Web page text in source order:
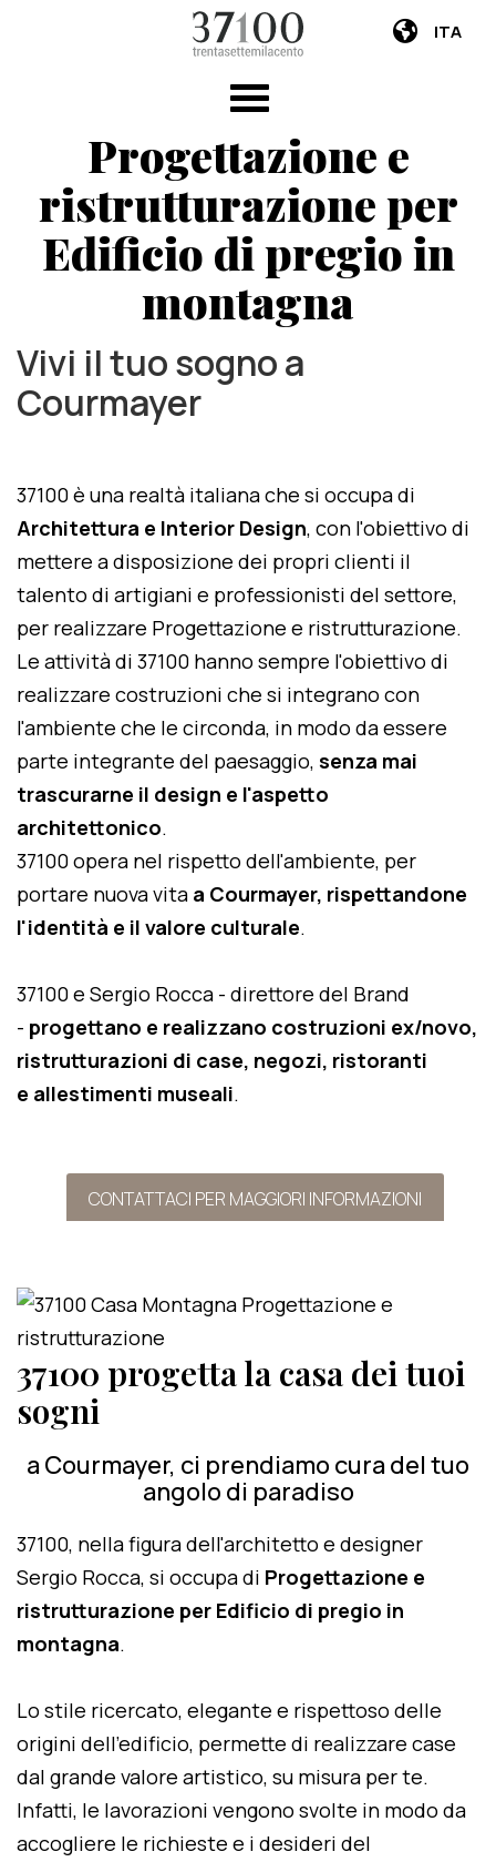
ITA
Progettazione e
ristrutturazione per
Edificio di pregio in
montagna
Vivi il tuo sogno a
Courmayer
37100 è una realtà italiana che si occupa di
Architettura e Interior Design, con l'obiettivo di
mettere a disposizione dei propri clienti il
talento di artigiani e professionisti del settore,
per realizzare Progettazione e ristrutturazione.
Le attività di 37100 hanno sempre l'obiettivo di
realizzare costruzioni che si integrano con
l'ambiente che le circonda, in modo da essere
parte integrante del paesaggio, senza mai
trascurarne il design e l'aspetto
architettonico.
37100 opera nel rispetto dell'ambiente, per
portare nuova vita a Courmayer, rispettandone
l'identità e il valore culturale.
37100 e Sergio Rocca - direttore del Brand
- progettano e realizzano costruzioni ex/novo,
ristrutturazioni di case, negozi, ristoranti
e allestimenti museali.
CONTATTACI PER MAGGIORI INFORMAZIONI
37100 progetta la casa dei tuoi
sogni
a Courmayer, ci prendiamo cura del tuo
angolo di paradiso
37100, nella figura dell'architetto e designer
Sergio Rocca, si occupa di Progettazione e
ristrutturazione per Edificio di pregio in
montagna.
Lo stile ricercato, elegante e rispettoso delle
origini dell'edificio, permette di realizzare case
dal grande valore artistico, su misura per te.
Infatti, le lavorazioni vengono svolte in modo da
accogliere le richieste e i desideri del